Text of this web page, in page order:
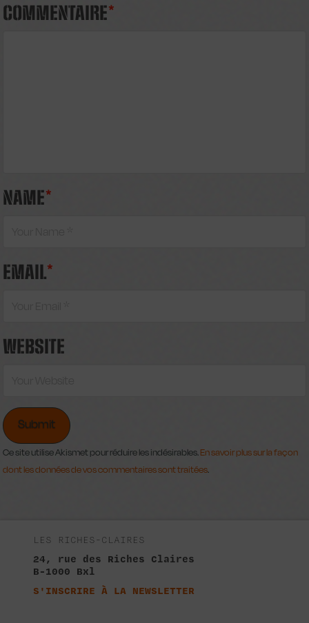
COMMENTAIRE*
NAME*
EMAIL*
WEBSITE
Ce site utilise Akismet pour réduire les indésirables. En savoir plus sur la façon
dont les données de vos commentaires sont traitées
LES RICHES-CLAIRES
24, rue des Riches Claires
B-1000 Bxl
S'INSCRIRE À LA NEWSLETTER